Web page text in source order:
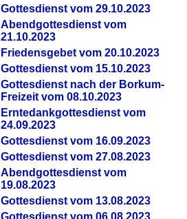
Gottesdienst vom 29.10.2023
Abendgottesdienst vom
21.10.2023
Friedensgebet vom 20.10.2023
Gottesdienst vom 15.10.2023
Gottesdienst nach der Borkum-
Freizeit vom 08.10.2023
Erntedankgottesdienst vom
24.09.2023
Gottesdienst vom 16.09.2023
Gottesdienst vom 27.08.2023
Abendgottesdienst vom
19.08.2023
Gottesdienst vom 13.08.2023